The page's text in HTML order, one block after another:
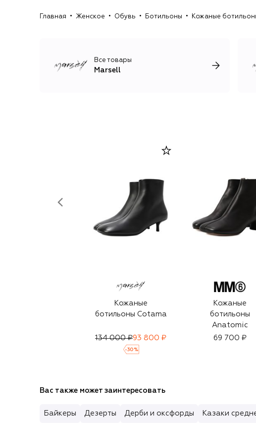
В
Главная Женское Обувь Ботильоны Кожаные
Все товары
Marsell
Кожаные
ботильоны Cotama
134 000 ₽93 800 ₽
-30 %
Кожаные
ботильоны
Anatomic
69 700 ₽
Вас также может заинтересовать
Байкеры Дезерты Дерби и оксфорды Казаки